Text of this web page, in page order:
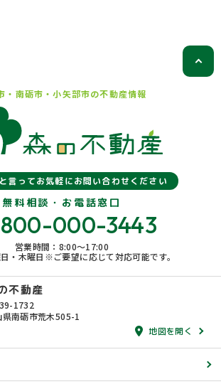
・南砺市・小矢部市の不動産情報
言ってお気軽にお問い合わせください
無料相談・お電話窓口
000-3443
営業時間：8:00〜17:00
・木曜日※ご要望に応じて対応可能です。
不動産
1732
県南砺市荒木505-1
地図を開く